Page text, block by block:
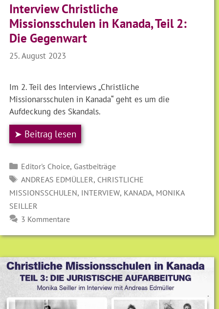
Interview Christliche
Missionsschulen in Kanada, Teil 2:
Die Gegenwart
25. August 2023
Im 2. Teil des Interviews „Christliche
Missionarsschulen in Kanada“ geht es um die
Aufdeckung des Skandals.
➤ Beitrag lesen
Kategorien
Editor's Choice, Gastbeiträge
SCHLAGWÖRTER
ANDREAS EDMÜLLER, CHRISTLICHE
MISSIONSSCHULEN, INTERVIEW, KANADA, MONIKA
SEILLER
3 Kommentare